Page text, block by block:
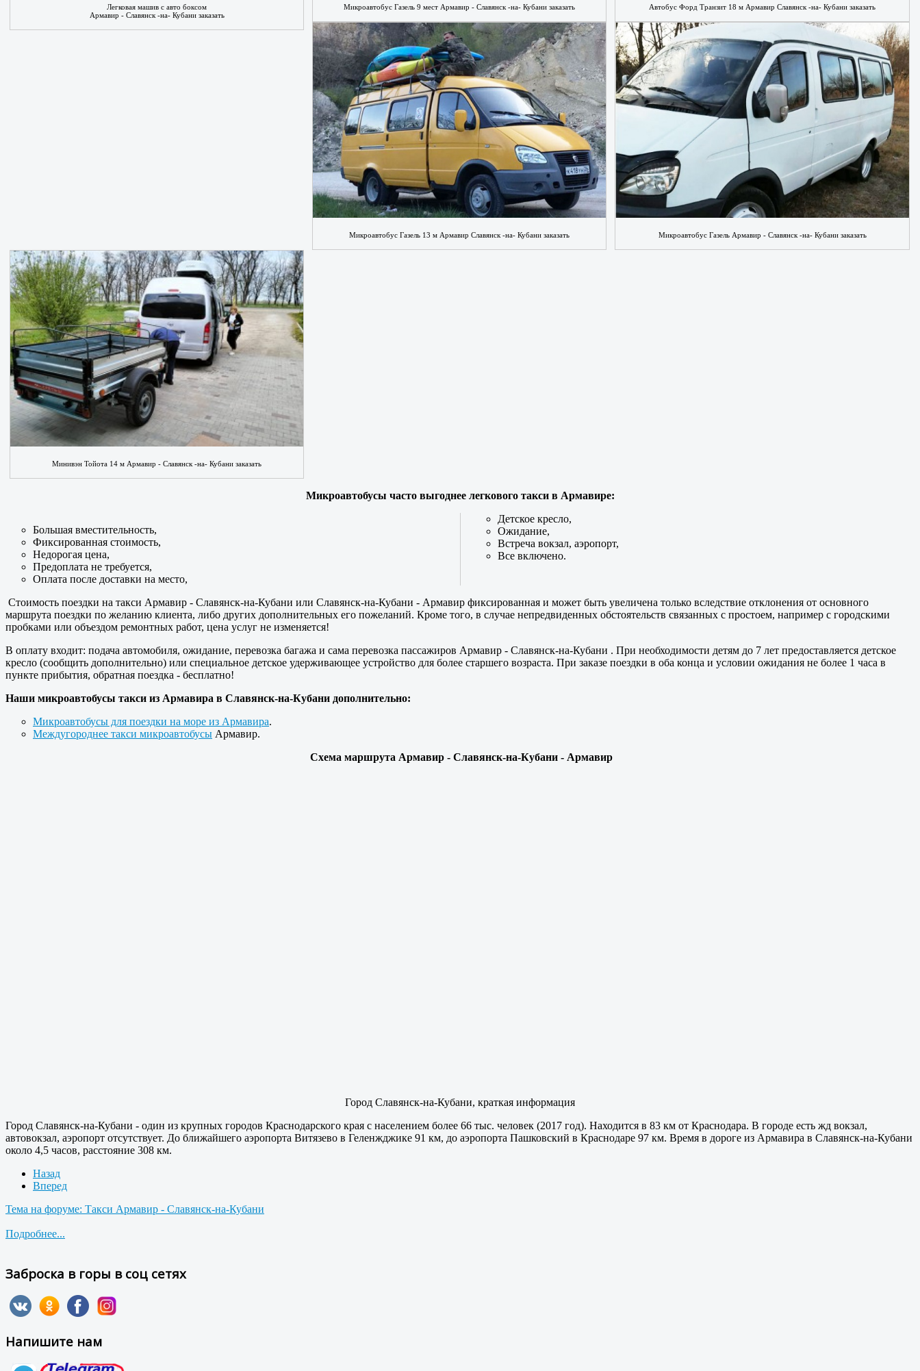
Легковая машив с авто боксом
Армавир - Славянск -на- Кубани заказать
Микроавтобус Газель 9 мест Армавир - Славянск -на- Кубани заказать Автобус Форд Транзит 18 м Армавир Славянск -на- Кубани заказать
Микроавтобус Газель 13 м Армавир Славянск -на- Кубани заказать Микроавтобус Газель Армавир - Славянск -на- Кубани заказать
Минивэн Тойота 14 м Армавир - Славянск -на- Кубани заказать
Микроавтобусы часто выгоднее легкового такси в Армавире:
Большая вместительность,
Фиксированная стоимость,
Недорогая цена,
Предоплата не требуется,
Оплата после доставки на место,
Детское кресло,
Ожидание,
Встреча вокзал, аэропорт,
Все включено.
Стоимость поездки на такси Армавир - Славянск-на-Кубани или Славянск-на-Кубани - Армавир фиксированная и может быть увеличена только вследствие отклонения от основного
маршрута поездки по желанию клиента, либо других дополнительных его пожеланий. Кроме того, в случае непредвиденных обстоятельств связанных с простоем, например с городскими
пробками или объездом ремонтных работ, цена услуг не изменяется!
В оплату входит: подача автомобиля, ожидание, перевозка багажа и сама перевозка пассажиров Армавир - Славянск-на-Кубани . При необходимости детям до 7 лет предоставляется детское
кресло (сообщить дополнительно) или специальное детское удерживающее устройство для более старшего возраста. При заказе поездки в оба конца и условии ожидания не более 1 часа в
пункте прибытия, обратная поездка - бесплатно!
Наши микроавтобусы такси из Армавира в Славянск-на-Кубани дополнительно:
Микроавтобусы для поездки на море из Армавира.
Междугороднее такси микроавтобусы Армавир.
Схема маршрута Армавир - Славянск-на-Кубани - Армавир
Город Славянск-на-Кубани, краткая информация
Город Славянск-на-Кубани - один из крупных городов Краснодарского края с населением более 66 тыс. человек (2017 год). Находится в 83 км от Краснодара. В городе есть жд вокзал,
автовокзал, аэропорт отсутствует. До ближайшего аэропорта Витязево в Геленжджике 91 км, до аэропорта Пашковский в Краснодаре 97 км. Время в дороге из Армавира в Славянск-на-Кубани
около 4,5 часов, расстояние 308 км.
Назад
Вперед
Тема на форуме: Такси Армавир - Славянск-на-Кубани
Подробнее...
Заброска в горы в соц сетях
Напишите нам